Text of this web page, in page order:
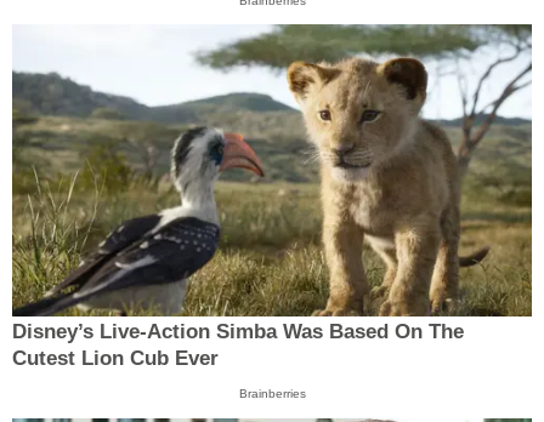
Disney’s Live-Action Simba Was Based On The
Cutest Lion Cub Ever
Brainberries